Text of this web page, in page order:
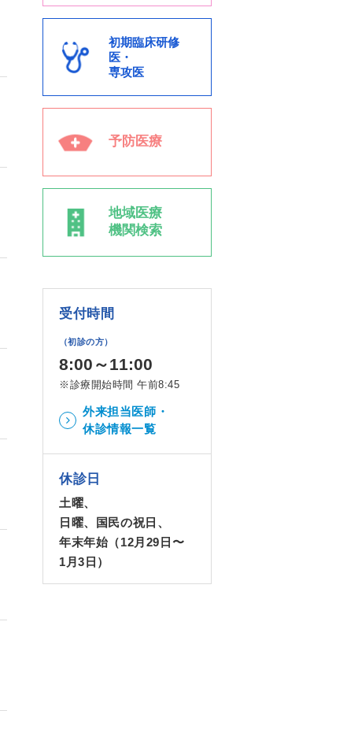
初期臨床研修
医・
専攻医
予防医療
地域医療
機関検索
受付時間
（初診の方）
8:00～11:00
※診療開始時間 午前8:45
外来担当医師・
休診情報一覧
休診日
土曜、
日曜、国民の祝日、
年末年始（12月29日〜
1月3日）